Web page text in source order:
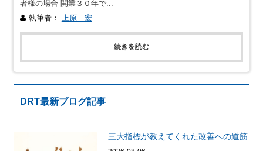
者様の場合 開業３０年で...
執筆者： 上原 宏
続きを読む
DRT最新ブログ記事
三大指標が教えてくれた改善への道筋